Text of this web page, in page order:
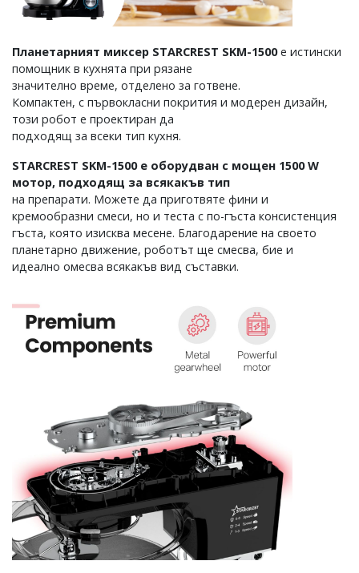
Планетарният миксер STARCREST SKM-1500е истински
помощник в кухнята при рязане
значително време, отделено за готвене.
Компактен, с първокласни покрития и модерен дизайн,
този робот е проектиран да
подходящ за всеки тип кухня.
STARCREST SKM-1500 е оборудван с мощен 1500 W
мотор, подходящ за всякакъв тип
на препарати. Можете да приготвяте фини и
кремообразни смеси, но и теста с по-гъста консистенция
гъста, която изисква месене. Благодарение на своето
планетарно движение, роботът ще смесва, бие и
идеално омесва всякакъв вид съставки.